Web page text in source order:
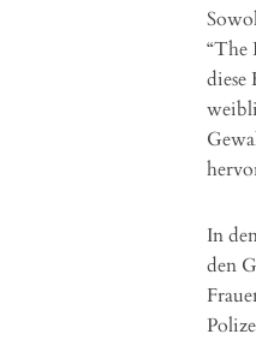
“The
In
den